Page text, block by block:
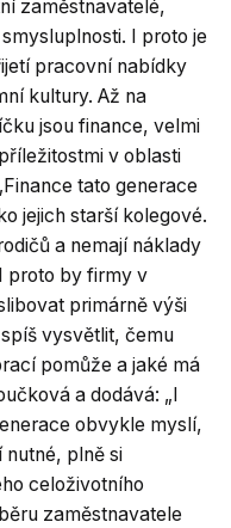
zaměstnavatelé,
I proto je
pracovní nabídky
kultury. Až na
jsou finance, velmi
v oblasti
tato generace
jejich starší kolegové.
a nemají náklady
proto by firmy v
primárně výši
vysvětlit, čemu
pomůže a jaké má
a dodává: „I
obvykle myslí,
nutné, plně si
celoživotního
zaměstnavatele